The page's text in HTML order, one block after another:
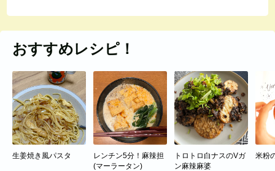
おすすめレシピ！
生姜焼き風パスタ
レンチン5分！麻辣担
(マーラータン)
トロトロ白ナスのVガ
ン麻辣麻婆
米粉